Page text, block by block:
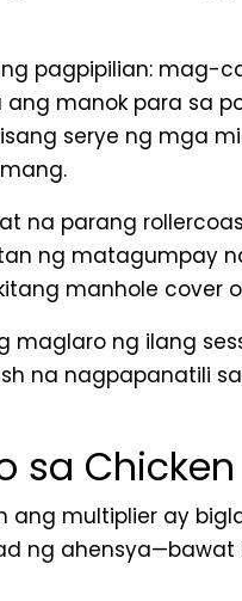
pagpipilian: mag-
manok para sa
serye ng mga
na parang
ng matagumpay
manhole cover
maglaro ng ilang
na nagpapanatili
sa Chicken
ang multiplier ay
ng ahensya—bawat